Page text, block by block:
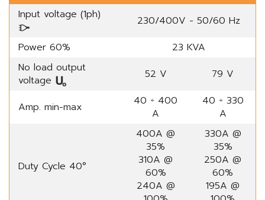
Input voltage (1ph)
230/400V - 50/60 Hz
Power 60%
23 KVA
No load output
voltage
52 V 79 V
Amp. min-max
40 ÷ 400
A
40 ÷ 330
A
Duty Cycle 40°
400A @
35%
310A @
60%
240A @
330A @
35%
250A @
60%
195A @